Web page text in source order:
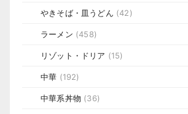
やきそば・皿うどん (42)
ラーメン (458)
リゾット・ドリア (15)
中華 (192)
中華系丼物 (36)